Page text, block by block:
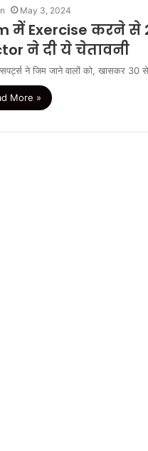
May 3, 2024
में Exercise करने से
ने दी ये चेतावनी
ने जिम जाने वालों को, खासकर
More »